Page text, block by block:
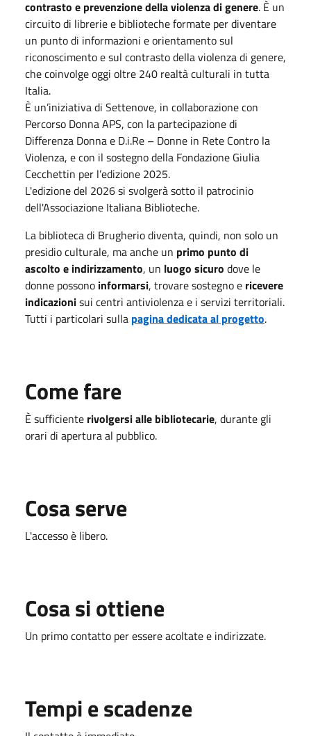
contrasto e prevenzione della violenza di genere. È un
circuito di librerie e biblioteche formate per diventare
un punto di informazioni e orientamento sul
riconoscimento e sul contrasto della violenza di genere,
che coinvolge oggi oltre 240 realtà culturali in tutta
Italia.
È un’iniziativa di Settenove, in collaborazione con
Percorso Donna APS, con la partecipazione di
Differenza Donna e D.i.Re – Donne in Rete Contro la
Violenza, e con il sostegno della Fondazione Giulia
Cecchettin per l’edizione 2025.
L'edizione del 2026 si svolgerà sotto il patrocinio
dell'Associazione Italiana Biblioteche.
La biblioteca di Brugherio diventa, quindi, non solo un
presidio culturale, ma anche un primo punto di
ascolto e indirizzamento, un luogo sicuro dove le
donne possono informarsi, trovare sostegno e ricevere
indicazionisui centri antiviolenza e i servizi territoriali.
Tutti i particolari sulla pagina dedicata al progetto.
Come fare
È sufficiente rivolgersi alle bibliotecarie, durante gli
orari di apertura al pubblico.
Cosa serve
L'accesso è libero.
Cosa si ottiene
Un primo contatto per essere acoltate e indirizzate.
Tempi e scadenze